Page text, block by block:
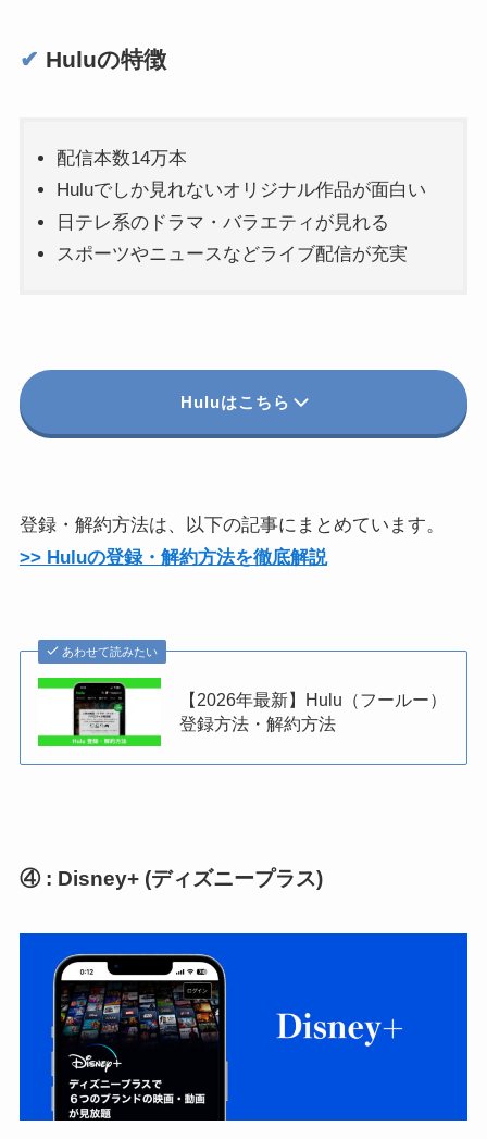
✔︎ Huluの特徴
配信本数14万本
Huluでしか見れないオリジナル作品が面白い
日テレ系のドラマ・バラエティが見れる
スポーツやニュースなどライブ配信が充実
Huluはこちら
登録・解約方法は、以下の記事にまとめています。
>> Huluの登録・解約方法を徹底解説
あわせて読みたい
【2026年最新】Hulu（フールー）
登録方法・解約方法
④ : Disney+ (ディズニープラス)